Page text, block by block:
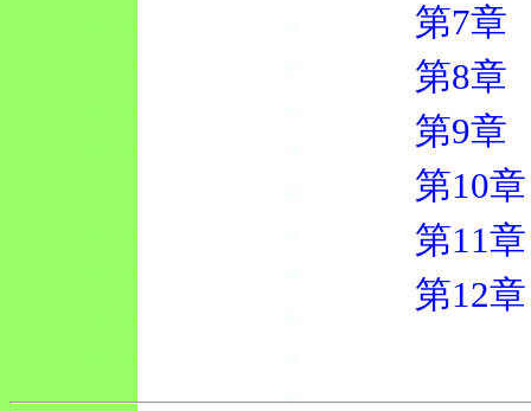
第7章
第8章
第9章
第10章
第11章
第12章